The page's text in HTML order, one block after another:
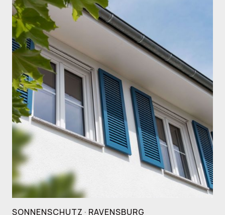
SONNENSCHUTZ · RAVENSBURG